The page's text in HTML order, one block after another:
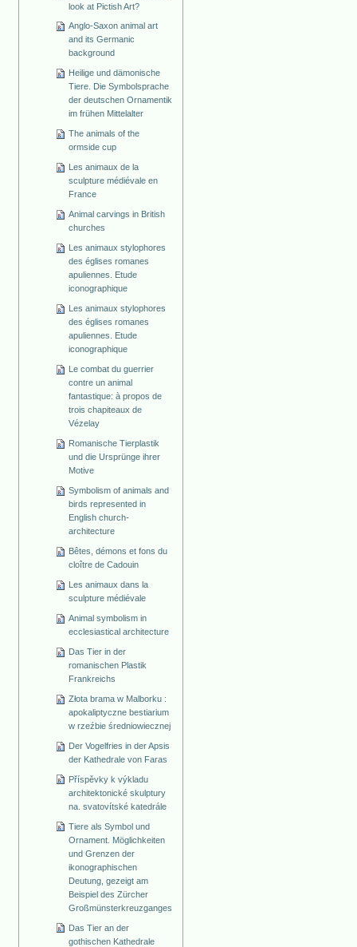
look at Pictish Art?
Anglo-Saxon animal art
and its Germanic
background
Heilige und dämonische
Tiere. Die Symbolsprache
der deutschen Ornamentik
im frühen Mittelalter
The animals of the
ormside cup
Les animaux de la
sculpture médiévale en
France
Animal carvings in British
churches
Les animaux stylophores
des églises romanes
apuliennes. Etude
iconographique
Les animaux stylophores
des églises romanes
apuliennes. Etude
iconographique
Le combat du guerrier
contre un animal
fantastique: à propos de
trois chapiteaux de
Vézelay
Romanische Tierplastik
und die Ursprünge ihrer
Motive
Symbolism of animals and
birds represented in
English church-
architecture
Bêtes, démons et fons du
cloître de Cadouin
Les animaux dans la
sculpture médiévale
Animal symbolism in
ecclesiastical architecture
Das Tier in der
romanischen Plastik
Frankreichs
Złota brama w Malborku :
apokaliptyczne bestiarium
w rzeźbie średniowiecznej
Der Vogelfries in der Apsis
der Kathedrale von Faras
Příspěvky k výkladu
architektonické skulptury
na. svatovítské katedrále
Tiere als Symbol und
Ornament. Möglichkeiten
und Grenzen der
ikonographischen
Deutung, gezeigt am
Beispiel des Zürcher
Großmünsterkreuzganges
Das Tier an der
gothischen Kathedrale